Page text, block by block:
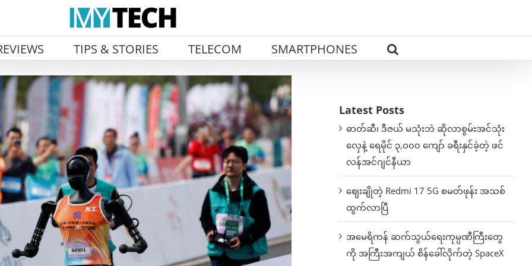
TIPS & STORIES TELECOM SMARTPHONES
Latest Posts
ဓာတ်ဆီ၊ ဒီဇယ် မသုံးဘဲ ဆိုလာစွမ်းအင်သုံး
လှေနဲ့ ရေမိုင် ၃,၀၀၀ ကျော် ခရီးနှင်ခဲ့တဲ့ ဖင်
လန်အင်ဂျင်နီယာ
ဈေးချိုတဲ့ Redmi 17 5G စမတ်ဖုန်း အသစ်
ထွက်လာပြီ
အမေရိကန် ဆက်သွယ်ရေးကုမ္ပဏီကြီးတွေ
ကို အကြီးအကျယ် စိန်ခေါ်လိုက်တဲ့ SpaceX